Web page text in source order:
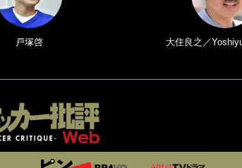
戸塚啓 大住良之／